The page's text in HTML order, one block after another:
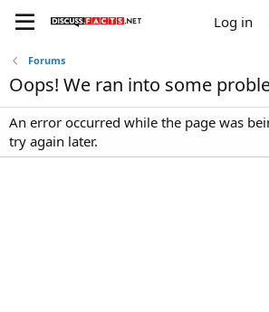
Log in
Forums
Oops! We ran into some
An error occurred while the page was
try again later.